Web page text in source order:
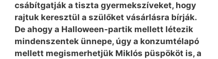
csábítgatják a tiszta gyermekszíveket, hogy
rajtuk keresztül a szülőket vásárlásra bírják.
De ahogy a Halloween-partik mellett létezik
mindenszentek ünnepe, úgy a konzumtélapó
mellett megismerhetjük Miklós püspököt is, a